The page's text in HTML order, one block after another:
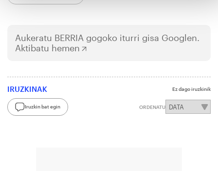
Aukeratu BERRIA gogoko iturri gisa Googlen.
Aktibatu hemen
IRUZKINAK Ez dago iruzkinik
Iruzkin bat egin ORDENATU